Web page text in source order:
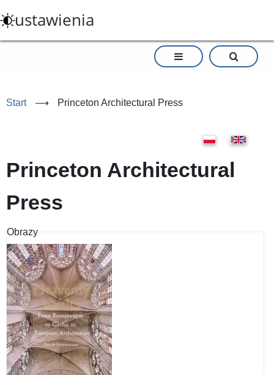
do
treści
ustawienia
Start ⟶ Princeton Architectural Press
Princeton Architectural
Press
Obrazy